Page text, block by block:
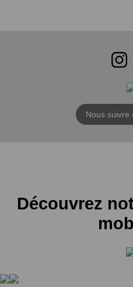
Nous suivre
Découvrez